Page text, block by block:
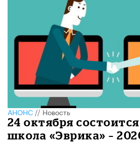
АНОНС//Новость
24 октября
школа «Эврика» –